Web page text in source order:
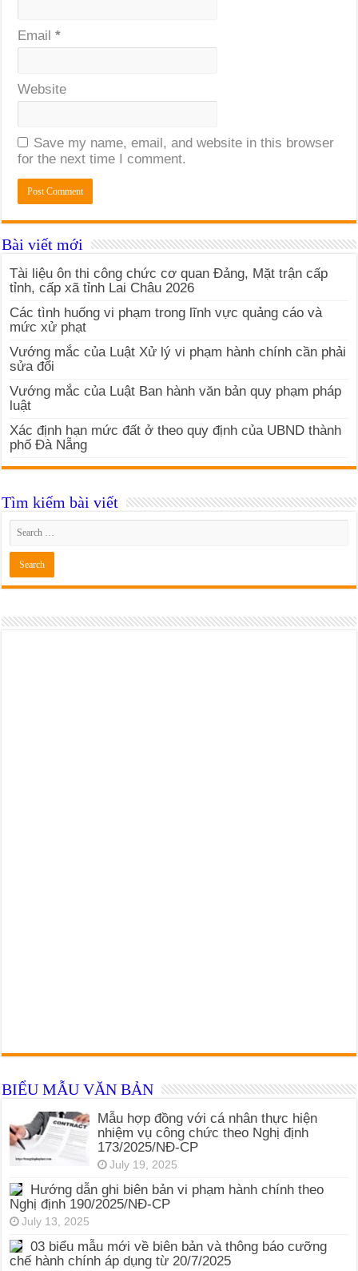
Email*
Website
Save my name, email, and website in this browser
for the next time I comment.
Bài viết mới
Tài liệu ôn thi công chức cơ quan Đảng, Mặt trận cấp
tỉnh, cấp xã tỉnh Lai Châu 2026
Các tình huống vi phạm trong lĩnh vực quảng cáo và
mức xử phạt
Vướng mắc của Luật Xử lý vi phạm hành chính cần phải
sửa đổi
Vướng mắc của Luật Ban hành văn bản quy phạm pháp
luật
Xác định hạn mức đất ở theo quy định của UBND thành
phố Đà Nẵng
Tìm kiếm bài viết
BIỂU MẪU VĂN BẢN
Mẫu hợp đồng với cá nhân thực hiện
nhiệm vụ công chức theo Nghị định
173/2025/NĐ-CP
July 19, 2025
Hướng dẫn ghi biên bản vi phạm hành chính theo
Nghị định 190/2025/NĐ-CP
July 13, 2025
03 biểu mẫu mới về biên bản và thông báo cưỡng
chế hành chính áp dụng từ 20/7/2025